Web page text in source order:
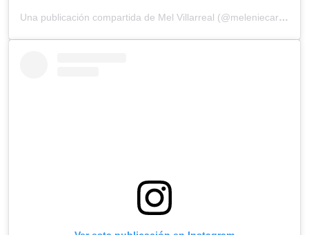
Una publicación compartida de Mel Villarreal (@meleniecarmona)